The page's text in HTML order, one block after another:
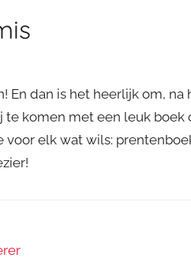
En dan is het heerlijk om,
komen met een leuk boek
elk wat wils: